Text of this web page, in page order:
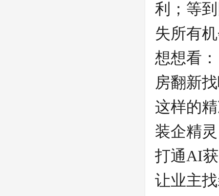
利；等
失所有
想想看
房翻新
这样的
装企精
打通AI
让业主